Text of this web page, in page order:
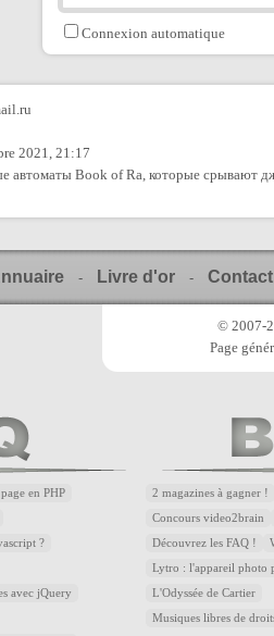
Connexion automatique
2021, 21:17
автоматы Book of Ra, которые срывают
- Livre d'or - Contact
© 2007-
Page
en PHP
?
avec jQuery
2 magazines à gagner !
Concours video2brain
Découvrez les FAQ !
Lytro : l'appareil photo
L'Odyssée de Cartier
Musiques libres de